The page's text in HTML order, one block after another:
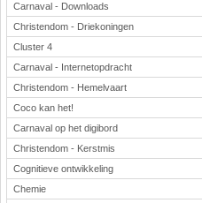
Carnaval - Downloads
Christendom - Driekoningen
Cluster 4
Carnaval - Internetopdracht
Christendom - Hemelvaart
Coco kan het!
Carnaval op het digibord
Christendom - Kerstmis
Cognitieve ontwikkeling
Chemie